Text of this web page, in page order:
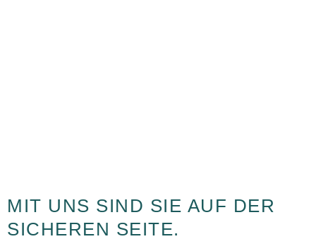
MIT UNS SIND SIE AUF DER
SICHEREN SEITE.